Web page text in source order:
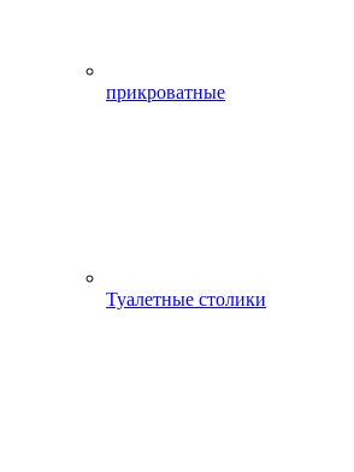
прикроватные
Туалетные столики